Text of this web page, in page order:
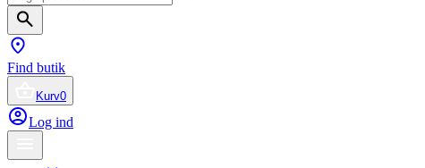
Find butik
Kurv0
Log ind